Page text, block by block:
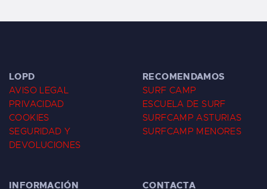
LOPD
AVISO LEGAL
PRIVACIDAD
COOKIES
SEGURIDAD Y
DEVOLUCIONES
RECOMENDAMOS
SURF CAMP
ESCUELA DE SURF
SURFCAMP ASTURIAS
SURFCAMP MENORES
INFORMACIÓN CONTACTA